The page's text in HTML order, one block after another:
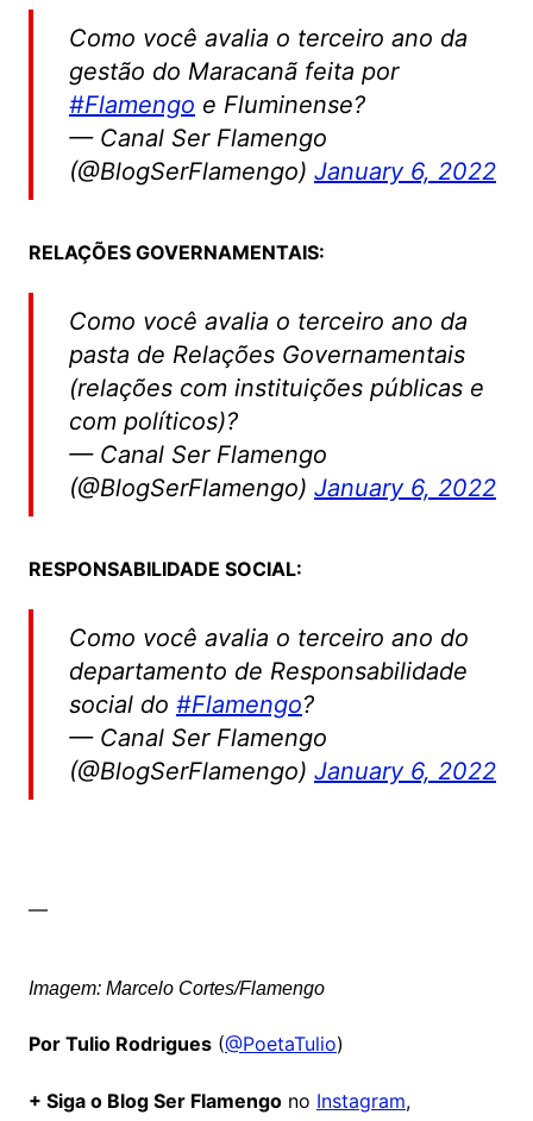
Como você avalia o terceiro ano da
gestão do Maracanã feita por
#Flamengo e Fluminense?
— Canal Ser Flamengo
(@BlogSerFlamengo) January 6, 2022
RELAÇÕES GOVERNAMENTAIS:
Como você avalia o terceiro ano da
pasta de Relações Governamentais
(relações com instituições públicas e
com políticos)?
— Canal Ser Flamengo
(@BlogSerFlamengo) January 6, 2022
RESPONSABILIDADE SOCIAL:
Como você avalia o terceiro ano do
departamento de Responsabilidade
social do #Flamengo?
— Canal Ser Flamengo
(@BlogSerFlamengo) January 6, 2022
—
Imagem: Marcelo Cortes/Flamengo
Por Tulio Rodrigues(@PoetaTulio)
+ Siga o Blog Ser Flamengono Instagram,